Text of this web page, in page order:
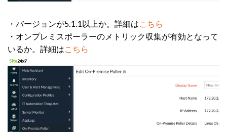
・バージョンが5.1.1以上か。詳細はこちら
・オンプレミスポーラーのメトリック収集が有効となって
いるか。詳細はこちら